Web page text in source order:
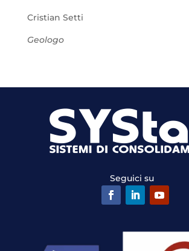
Cristian Setti
Geologo
Seguici su